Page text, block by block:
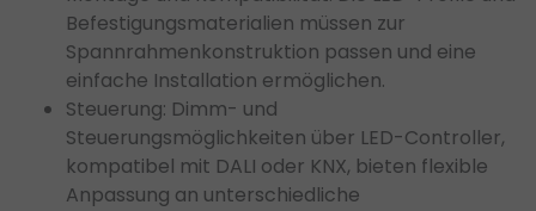
Befestigungsmaterialien müssen zur
Spannrahmenkonstruktion passen und eine
einfache Installation ermöglichen.
Steuerung: Dimm- und
Steuerungsmöglichkeiten über LED-Controller,
kompatibel mit DALI oder KNX, bieten flexible
Anpassung an unterschiedliche